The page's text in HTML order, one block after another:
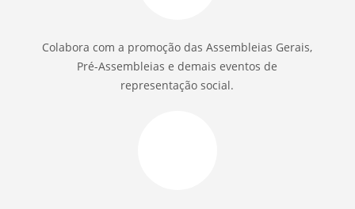
Colabora com a promoção das Assembleias Gerais,
Pré-Assembleias e demais eventos de
representação social.